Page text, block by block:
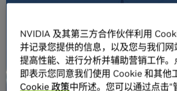
电力和公用事业行业为全球人口和各行
NVIDIA 及其第三方合作伙伴利用
并记录您提供的信息，以及您与我们
提高性能、进行分析并辅助营销工作。
即表示您同意我们使用 Cookie 和其他
Cookie 政策中所述。您可以通过点击“